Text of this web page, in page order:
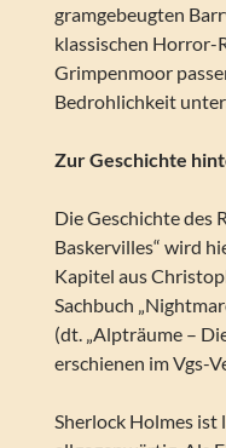
gramgebeugten
klassischen Horror-
Grimpenmoor
Bedrohlichkeit
Zur Geschichte
Die Geschichte des
Baskervilles“ wird
Kapitel aus
Sachbuch
(dt. „Alpträume –
erschienen im Vgs-
Sherlock Holmes